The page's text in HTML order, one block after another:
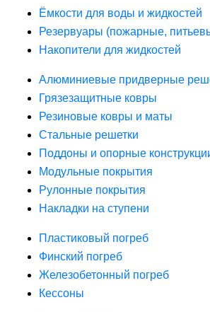
Ёмкости для воды и жидкостей
Резервуары (пожарные,
Накопители для жидкостей
Алюминиевые придверные
Грязезащитные ковры
Резиновые ковры и маты
Стальные решетки
Поддоны и опорные
Модульные покрытия
Рулонные покрытия
Накладки на ступени
Пластиковый погреб
Финский погреб
Железобетонный погреб
Кессоны